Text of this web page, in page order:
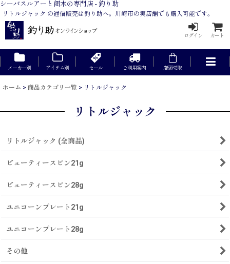
シーバスルアーと餌木の専門店 - 釣り助
リトルジャック の通信販売は釣り助へ。川崎市の実店舗でも購入可能です。
ログイン カート
メーカー別 アイテム別 セール ご利用案内 店頭受取
ホーム > 商品カテゴリ一覧 > リトルジャック
リトルジャック
リトルジャック (全商品)
ビューティースピン21g
ビューティースピン28g
ユニコーンプレート21g
ユニコーンプレート28g
その他